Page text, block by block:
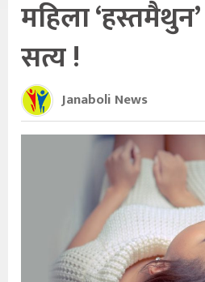
महिला
सत्य !
Janaboli News